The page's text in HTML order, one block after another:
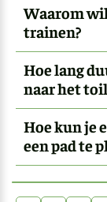
Waarom
trainen?
Hoe lang
naar het
Hoe kun je
een pad te